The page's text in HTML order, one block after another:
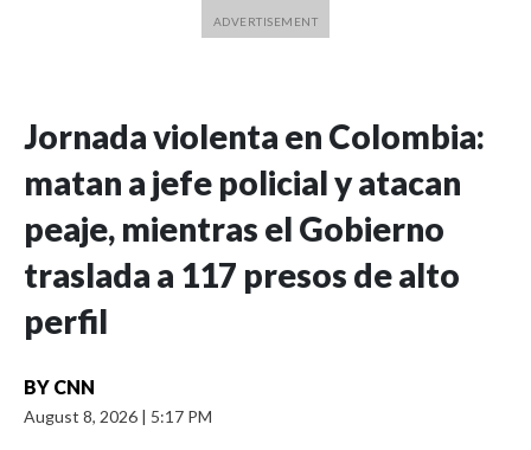
Jornada violenta en Colombia:
matan a jefe policial y atacan
peaje, mientras el Gobierno
traslada a 117 presos de alto
perfil
BY CNN
August 8, 2026 | 5:17 PM